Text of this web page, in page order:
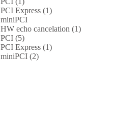
PCI Express (1)
miniPCI
HW echo cancelation (1)
PCI (5)
PCI Express (1)
miniPCI (2)